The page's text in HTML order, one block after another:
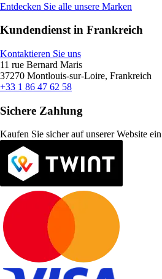
Entdecken Sie alle unsere Marken
Kundendienst in Frankreich
Kontaktieren Sie uns
11 rue Bernard Maris
37270 Montlouis-sur-Loire, Frankreich
+33 1 86 47 62 58
Sichere Zahlung
Kaufen Sie sicher auf unserer Website ein